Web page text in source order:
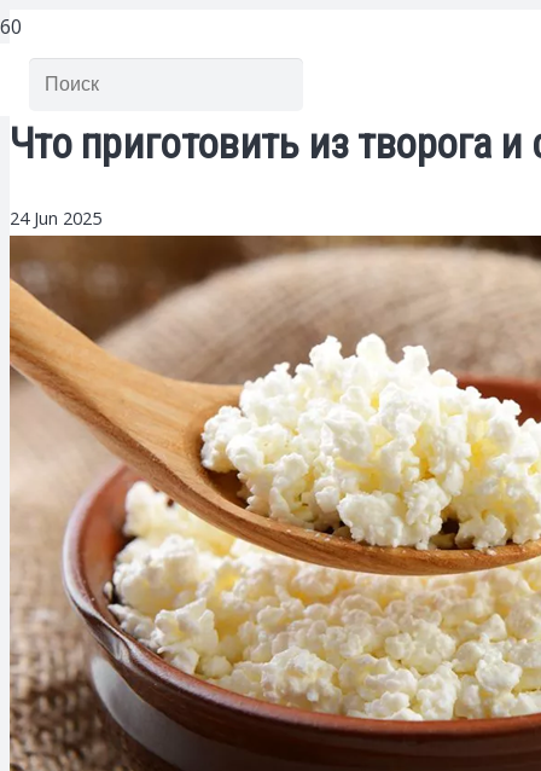
Что приготовить из творога
24 Jun 2025